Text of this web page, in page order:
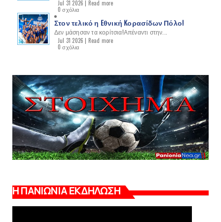
Jul 31 2026 | Read more
0 σχόλια
Στον τελικό η Eθνική Kορασίδων Πόλο!
Δεν μάσησαν τα κορίτσια!Απέναντι στην...
Jul 31 2026 | Read more
0 σχόλια
Η ΠΑΝΙΩΝΙΑ ΕΚΔΗΛΩΣΗ